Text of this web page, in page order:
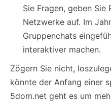
Sie Fragen, geben Sie
Netzwerke auf. Im
Gruppenchats
interaktiver machen.
Zögern Sie nicht,
könnte der Anfang einer
5dom.net geht es um